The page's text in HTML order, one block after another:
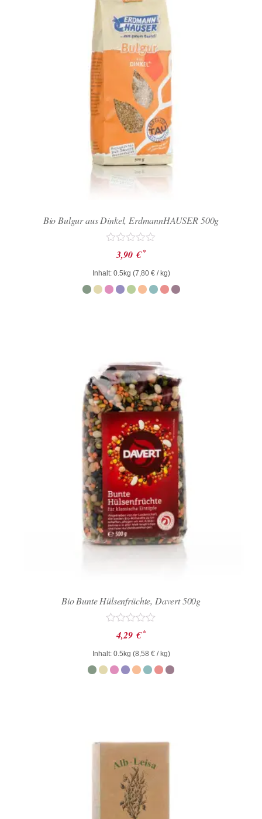
Bio Bulgur aus Dinkel, ErdmannHAUSER 500g
Bewertet
mit
0
von
5
3,90 € *
Inhalt: 0.5kg (7,80 €/ kg)
Bio Bunte Hülsenfrüchte, Davert 500g
Bewertet
mit
0
von
5
4,29 € *
Inhalt: 0.5kg (8,58 €/ kg)